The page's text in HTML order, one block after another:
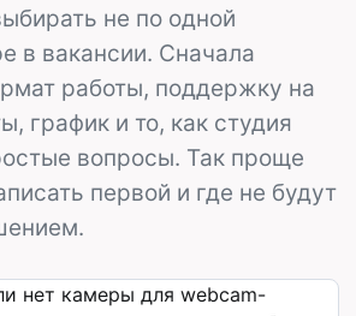
не по одной
в вакансии. Сначала
работы, поддержку на
график и то, как студия
вопросы. Так проще
первой и где не будут